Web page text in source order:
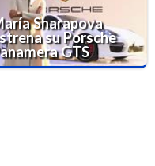
Sharapova
su Porsche
GTS